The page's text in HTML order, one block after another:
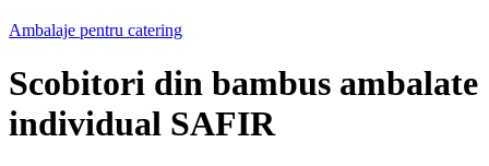
Ambalaje pentru catering
Scobitori din bambus ambalate
individual SAFIR